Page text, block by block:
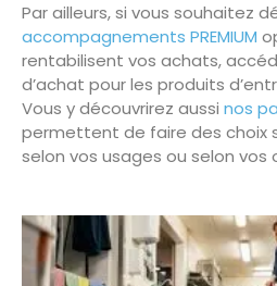
Par ailleurs, si vous souhaitez
accompagnements PREMIUM
rentabilisent vos achats,
d’achat pour les produits
Vous y découvrirez aussi nos
permettent de faire des choix
selon vos usages ou selon vos